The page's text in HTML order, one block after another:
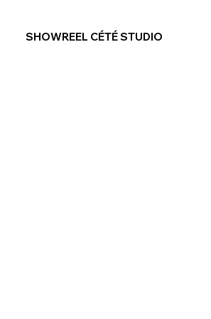
SHOWREEL CÉTÉ STUDIO